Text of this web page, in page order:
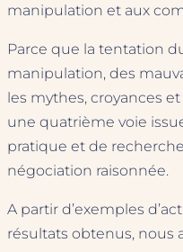
manipulation et aux
Parce que la tentation
manipulation, des
les mythes, croyances
une quatrième voie
pratique et de
négociation raisonnée.
A partir d’exemples
résultats obtenus, nous